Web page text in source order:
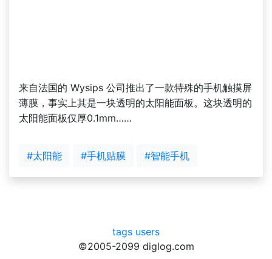
来自法国的 Wysips 公司推出了一款特殊的手机触摸屏
薄膜，事实上其是一块透明的太阳能面板。这块透明的
太阳能面板仅厚0.1mm……
#太阳能 #手机贴膜 #智能手机
tags users
©2005-2099 diglog.com